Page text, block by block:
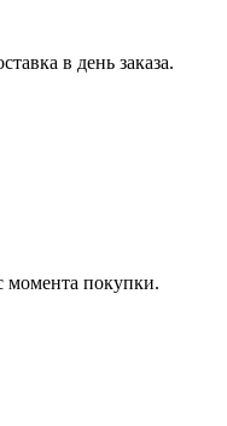
в день заказа.
момента покупки.